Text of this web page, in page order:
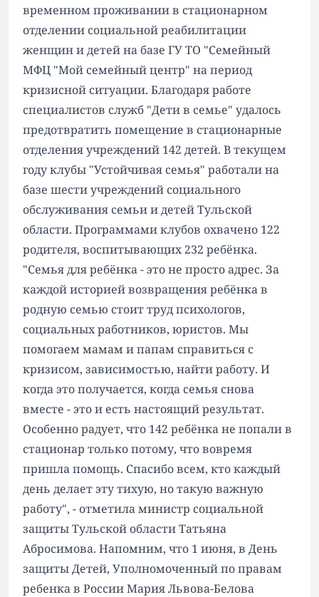
временном проживании в стационарном
отделении социальной реабилитации
женщин и детей на базе ГУ ТО "Семейный
МФЦ "Мой семейный центр" на период
кризисной ситуации. Благодаря работе
специалистов служб "Дети в семье" удалось
предотвратить помещение в стационарные
отделения учреждений 142 детей. В текущем
году клубы "Устойчивая семья" работали на
базе шести учреждений социального
обслуживания семьи и детей Тульской
области. Программами клубов охвачено 122
родителя, воспитывающих 232 ребёнка.
"Семья для ребёнка - это не просто адрес. За
каждой историей возвращения ребёнка в
родную семью стоит труд психологов,
социальных работников, юристов. Мы
помогаем мамам и папам справиться с
кризисом, зависимостью, найти работу. И
когда это получается, когда семья снова
вместе - это и есть настоящий результат.
Особенно радует, что 142 ребёнка не попали в
стационар только потому, что вовремя
пришла помощь. Спасибо всем, кто каждый
день делает эту тихую, но такую важную
работу", - отметила министр социальной
защиты Тульской области Татьяна
Абросимова. Напомним, что 1 июня, в День
защиты Детей, Уполномоченный по правам
ребенка в России Мария Львова-Белова